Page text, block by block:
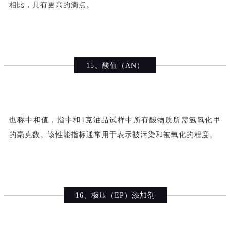
相比，具有更高的滴点。
15、酸值（AN）
也称中和值，指中和1克油品试样中所有酸物质所需氢氧化甲
的毫克数。该性能指标通常用于表示被污染和被氧化的程度。
16、极压（EP）添加剂